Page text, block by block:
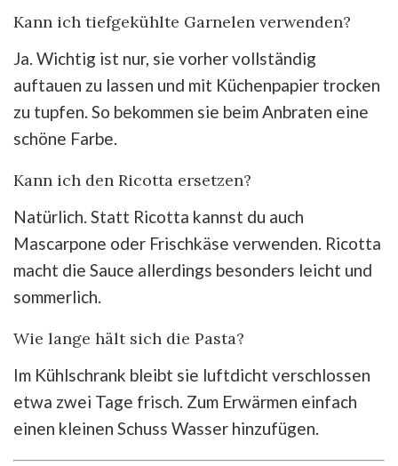
Kann ich tiefgekühlte Garnelen verwenden?
Ja. Wichtig ist nur, sie vorher vollständig
auftauen zu lassen und mit Küchenpapier trocken
zu tupfen. So bekommen sie beim Anbraten eine
schöne Farbe.
Kann ich den Ricotta ersetzen?
Natürlich. Statt Ricotta kannst du auch
Mascarpone oder Frischkäse verwenden. Ricotta
macht die Sauce allerdings besonders leicht und
sommerlich.
Wie lange hält sich die Pasta?
Im Kühlschrank bleibt sie luftdicht verschlossen
etwa zwei Tage frisch. Zum Erwärmen einfach
einen kleinen Schuss Wasser hinzufügen.